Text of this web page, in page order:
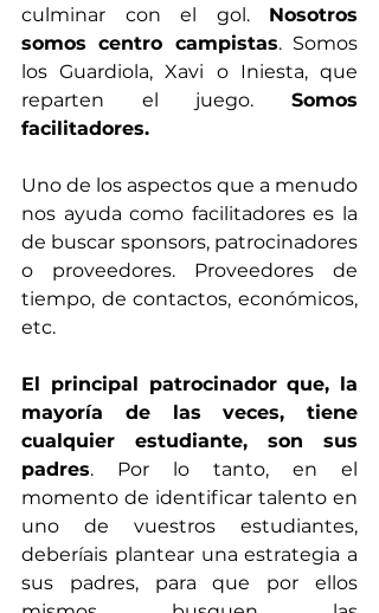
culminar con el gol. Nosotros
somos centro campistas. Somos
los Guardiola, Xavi o Iniesta, que
reparten el juego. Somos
facilitadores.
Uno de los aspectos que a menudo
nos ayuda como facilitadores es la
de buscar sponsors, patrocinadores
o proveedores. Proveedores de
tiempo, de contactos, económicos,
etc.
El principal patrocinador que, la
mayoría de las veces, tiene
cualquier estudiante, son sus
padres. Por lo tanto, en el
momento de identificar talento en
uno de vuestros estudiantes,
deberíais plantear una estrategia a
sus padres, para que por ellos